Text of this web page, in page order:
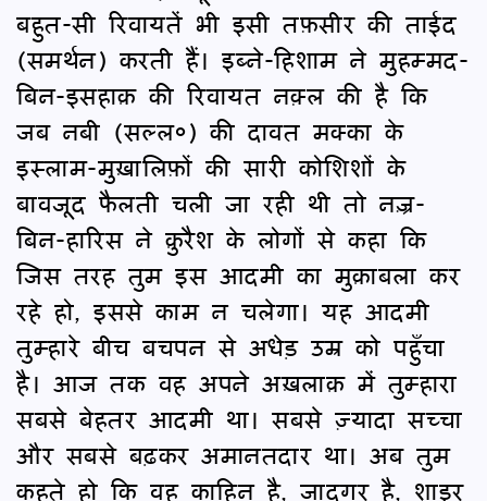
बहुत-सी रिवायतें भी इसी तफ़सीर की ताईद
(समर्थन) करती हैं। इब्ने-हिशाम ने मुहम्मद-
बिन-इसहाक़ की रिवायत नक़्ल की है कि
जब नबी (सल्ल०) की दावत मक्का के
इस्लाम-मुख़ालिफ़ों की सारी कोशिशों के
बावजूद फैलती चली जा रही थी तो नज़्र-
बिन-हारिस ने क़ुरैश के लोगों से कहा कि
जिस तरह तुम इस आदमी का मुक़ाबला कर
रहे हो, इससे काम न चलेगा। यह आदमी
तुम्हारे बीच बचपन से अधेड़ उम्र को पहुँचा
है। आज तक वह अपने अख़लाक़ में तुम्हारा
सबसे बेहतर आदमी था। सबसे ज़्यादा सच्चा
और सबसे बढ़कर अमानतदार था। अब तुम
कहते हो कि वह काहिन है, जादूगर है, शाइर